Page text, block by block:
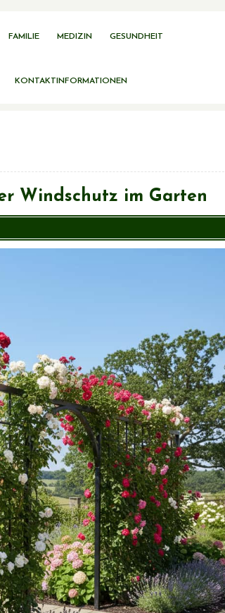
FAMILIE MEDIZIN GESUNDHEIT
KONTAKTINFORMATIONEN
Windschutz im Garten